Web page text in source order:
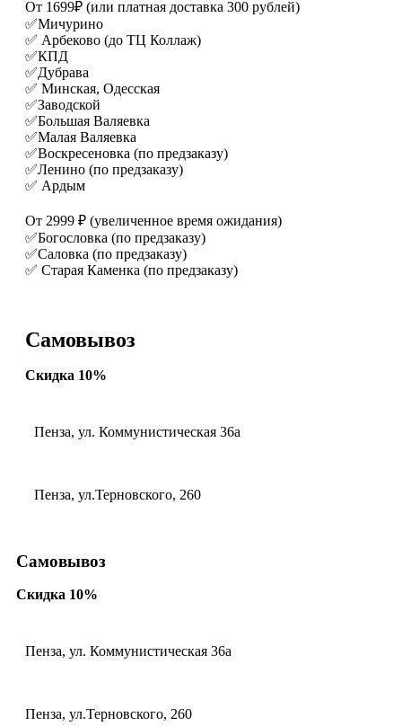
От 1699₽ (или платная доставка 300 рублей)
✅Мичурино
✅ Арбеково (до ТЦ Коллаж)
✅КПД
✅Дубрава
✅ Минская, Одесская
✅Заводской
✅Большая Валяевка
✅Малая Валяевка
✅Воскресеновка (по предзаказу)
✅Ленино (по предзаказу)
✅ Ардым
От 2999 ₽ (увеличенное время ожидания)
✅Богословка (по предзаказу)
✅Саловка (по предзаказу)
✅ Старая Каменка (по предзаказу)
Самовывоз
Скидка 10%
Пенза, ул. Коммунистическая 36а
Пенза, ул.Терновского, 260
Самовывоз
Скидка 10%
Пенза, ул. Коммунистическая 36а
Пенза, ул.Терновского, 260